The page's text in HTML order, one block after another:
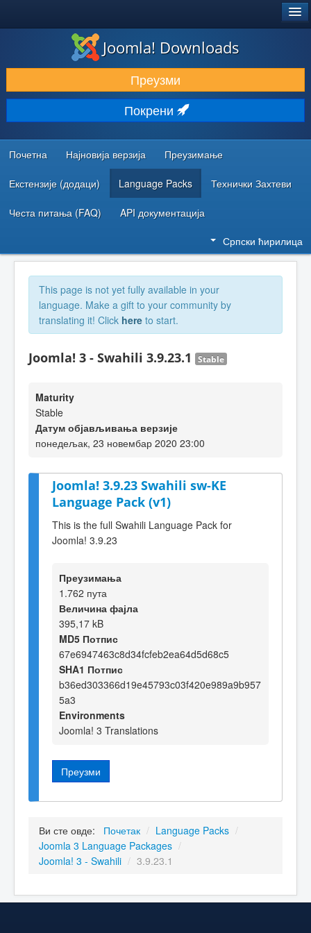
ПРЕУЗИМАЊЕ И ПРОШИРЕЊА (ЕКСТЕНЗИЈЕ)
ОТКРИЈТЕ И НАУЧИТЕ
ЗАЈЕДНИЦА И ПОДРШКА
РЕСУРСИ ЗА РАЗВОЈ
Joomla! Downloads
Преузми
Покрени
Почетна Најновија верзија Преузимање
Екстензије (додаци) Language Packs Технички Захтеви
Честа питања (FAQ) API документација
Српски ћирилица
This page is not yet fully available in your
language. Make a gift to your community by
translating it! Click here to start.
Joomla! 3 - Swahili 3.9.23.1 Stable
Maturity
Stable
Датум објављивања верзије
понедељак, 23 новембар 2020 23:00
Joomla! 3.9.23 Swahili sw-KE
Language Pack (v1)
This is the full Swahili Language Pack for
Joomla! 3.9.23
Преузимања
1.762 пута
Величина фајла
395,17 kB
MD5 Потпис
67e6947463c8d34fcfeb2ea64d5d68c5
SHA1 Потпис
b36ed303366d19e45793c03f420e989a9b957
5a3
Environments
Joomla! 3 Translations
Преузми
Ви сте овде: Почетак / Language Packs /
Joomla 3 Language Packages /
Joomla! 3 - Swahili / 3.9.23.1